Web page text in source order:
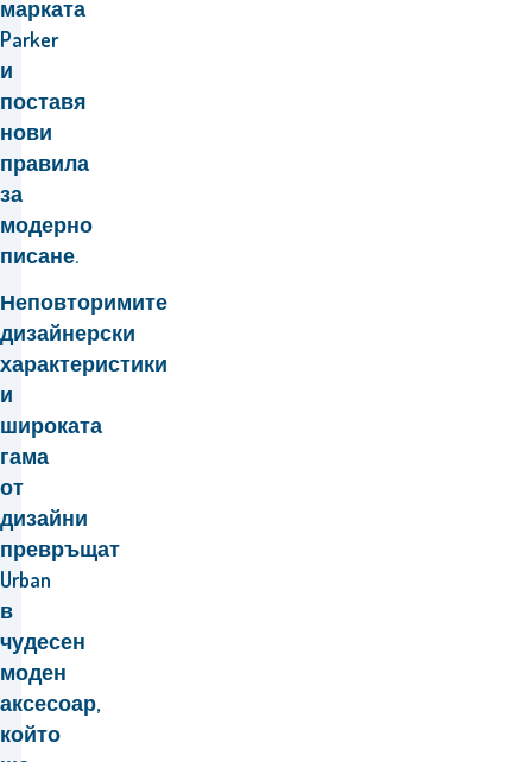
марката
Parker
и
поставя
нови
правила
за
модерно
писане.
Неповторимите
дизайнерски
характеристики
и
широката
гама
от
дизайни
превръщат
Urban
в
чудесен
моден
аксесоар,
който